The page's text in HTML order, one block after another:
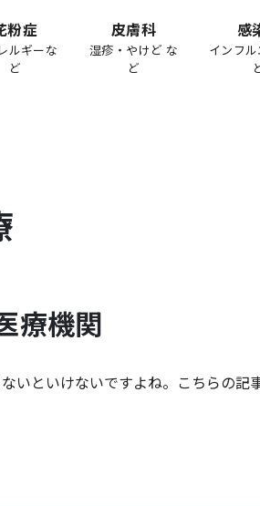
粉症
ルギーな
ど
皮膚科
湿疹・やけど な
ど
感
インフ
療機関
いといけないですよね。こちらの記